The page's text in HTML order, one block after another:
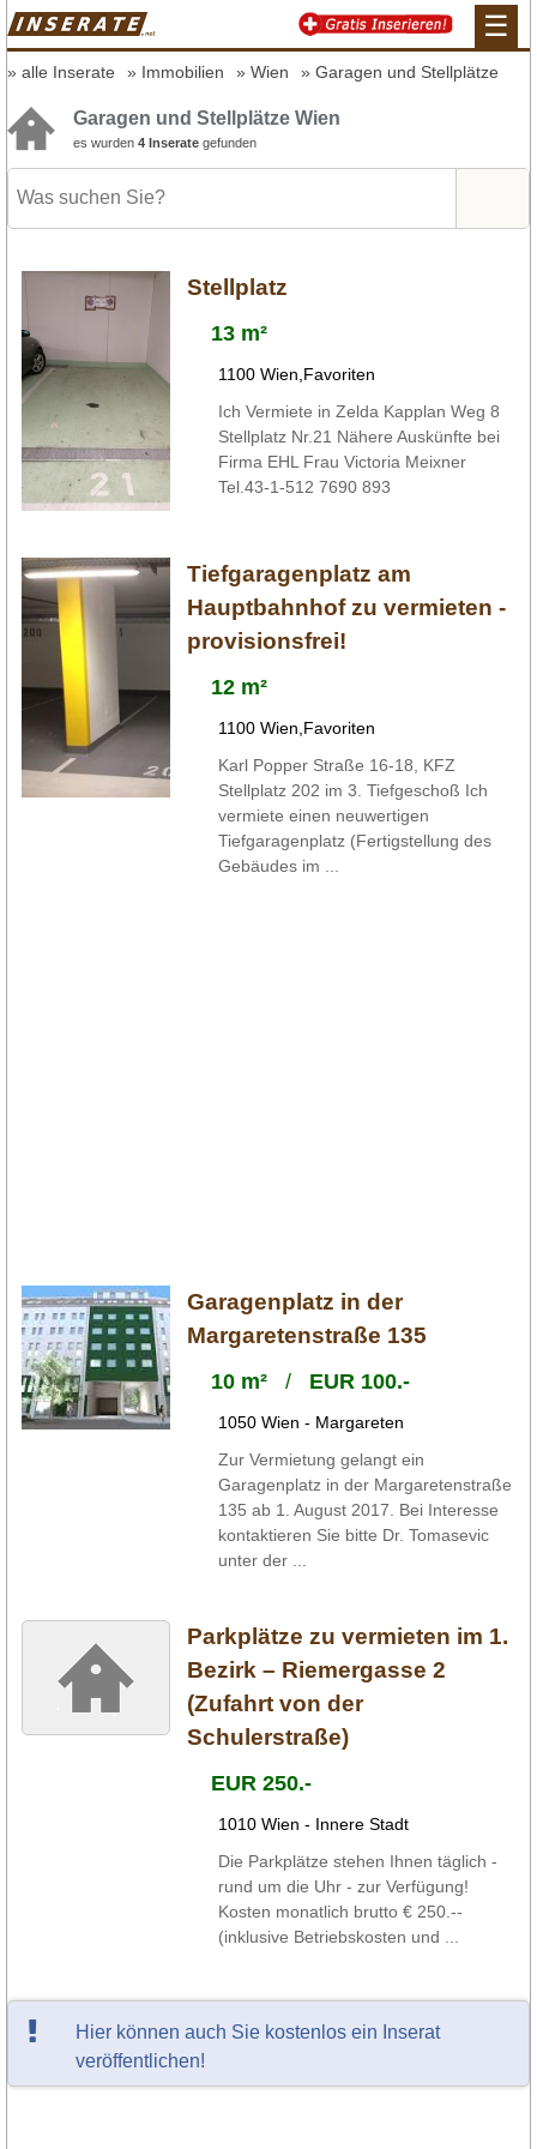
☰
alle Inserate Immobilien Wien Garagen und Stellplätze
Garagen und Stellplätze Wien
es wurden 4 Inserate gefunden
Stellplatz
13 m²
1100 Wien,Favoriten
Ich Vermiete in Zelda Kapplan Weg 8
Stellplatz Nr.21 Nähere Auskünfte bei
Firma EHL Frau Victoria Meixner
Tel.43-1-512 7690 893
Tiefgaragenplatz am
Hauptbahnhof zu vermieten -
provisionsfrei!
12 m²
1100 Wien,Favoriten
Karl Popper Straße 16-18, KFZ
Stellplatz 202 im 3. Tiefgeschoß Ich
vermiete einen neuwertigen
Tiefgaragenplatz (Fertigstellung des
Gebäudes im ...
Garagenplatz in der
Margaretenstraße 135
10 m²/ EUR 100.-
1050 Wien - Margareten
Zur Vermietung gelangt ein
Garagenplatz in der Margaretenstraße
135 ab 1. August 2017. Bei Interesse
kontaktieren Sie bitte Dr. Tomasevic
unter der ...
Parkplätze zu vermieten im 1.
Bezirk – Riemergasse 2
(Zufahrt von der
Schulerstraße)
EUR 250.-
1010 Wien - Innere Stadt
Die Parkplätze stehen Ihnen täglich -
rund um die Uhr - zur Verfügung!
Kosten monatlich brutto € 250.--
(inklusive Betriebskosten und ...
Hier können auch Sie kostenlos ein Inserat
veröffentlichen!